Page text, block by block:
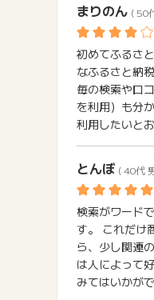
まりのん ( 50
初めてふるさ
なふるさと納
毎の検索や口
を利用）も分
利用したいと
とんぼ ( 40代
検索がワード
す。 これだけ
ら、少し関連
は人によって
みてはいかが